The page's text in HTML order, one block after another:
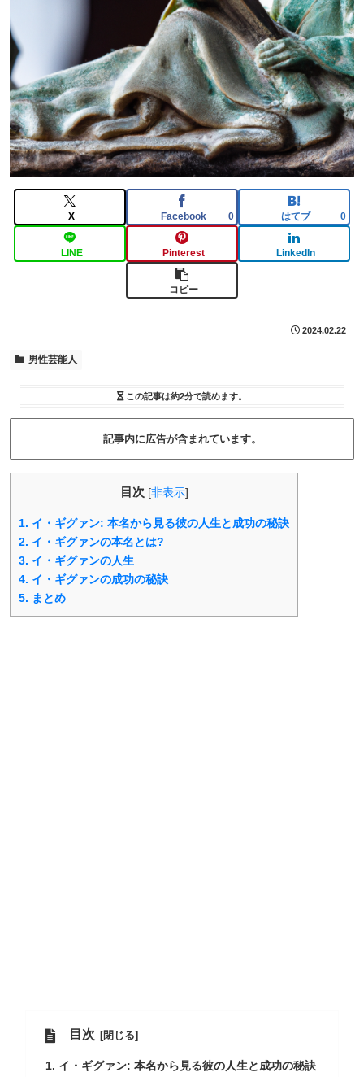
X Facebook 0 はてブ 0
LINE Pinterest LinkedIn
コピー
2024.02.22
男性芸能人
この記事は約2分で読めます。
記事内に広告が含まれています。
目次 [非表示]
1. イ・ギグァン: 本名から見る彼の人生と成功の秘訣
2. イ・ギグァンの本名とは?
3. イ・ギグァンの人生
4. イ・ギグァンの成功の秘訣
5. まとめ
目次
イ・ギグァン: 本名から見る彼の人生と成功の秘訣